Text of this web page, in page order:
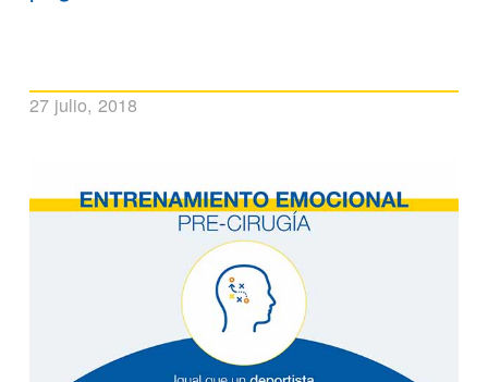
27 julio, 2018